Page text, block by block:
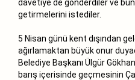
davetiye de gönderdiler ve
getirmelerini istediler.
5 Nisan günü kent dışından
ağırlamaktan büyük onur
Belediye Başkanı Ülgür
barış içerisinde geçmesinin